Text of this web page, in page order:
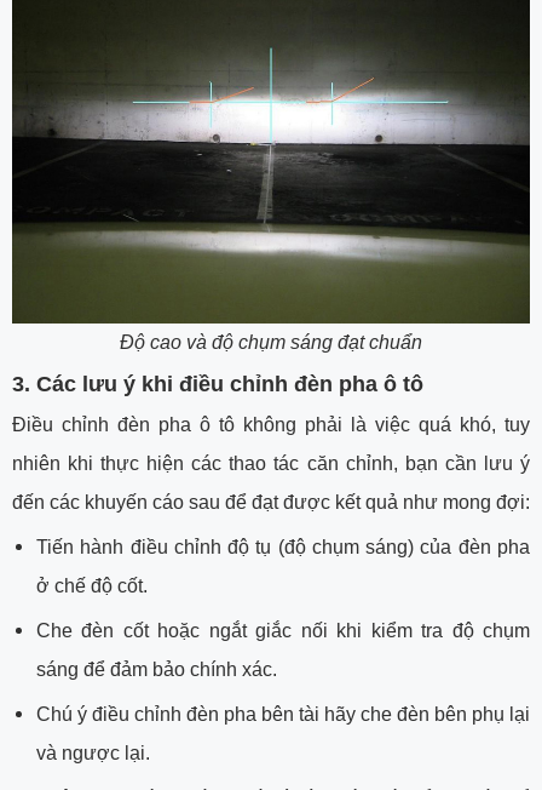
Độ cao và độ chụm sáng đạt chuẩn
3. Các lưu ý khi điều chỉnh đèn pha ô tô
Điều chỉnh đèn pha ô tô không phải là việc quá khó, tuy
nhiên khi thực hiện các thao tác căn chỉnh, bạn cần lưu ý
đến các khuyến cáo sau để đạt được kết quả như mong đợi:
Tiến hành điều chỉnh độ tụ (độ chụm sáng) của đèn pha
ở chế độ cốt.
Che đèn cốt hoặc ngắt giắc nối khi kiểm tra độ chụm
sáng để đảm bảo chính xác.
Chú ý điều chỉnh đèn pha bên tài hãy che đèn bên phụ lại
và ngược lại.